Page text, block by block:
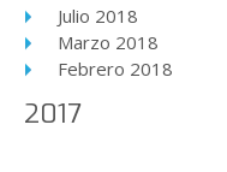
Julio 2018
Marzo 2018
Febrero 2018
2017